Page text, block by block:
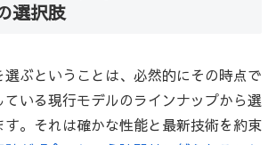
選択肢
ぶということは、必然的にその時点で
ている現行モデルのラインナップから選
す。それは確かな性能と最新技術を約束